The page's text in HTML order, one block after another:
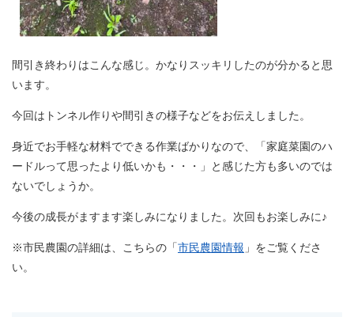
間引き終わりはこんな感じ。かなりスッキリしたのが分かると思
います。
今回はトンネル作りや間引きの様子などをお伝えしました。
身近でお手軽な材料でできる作業ばかりなので、「家庭菜園のハ
ードルって思ったより低いかも・・・」と感じた方も多いのでは
ないでしょうか。
今後の成長がますます楽しみになりました。次回もお楽しみに♪
※市民農園の詳細は、こちらの「市民農園情報 」をご覧くださ
い。